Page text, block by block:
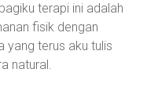
terapi ini adalah
fisik dengan
yang terus aku tulis
natural.